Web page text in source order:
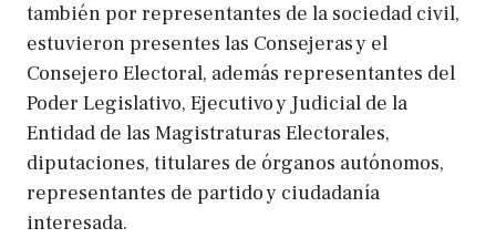
también por representantes de la sociedad civil,
estuvieron presentes las Consejeras y el
Consejero Electoral, además representantes del
Poder Legislativo, Ejecutivo y Judicial de la
Entidad de las Magistraturas Electorales,
diputaciones, titulares de órganos autónomos,
representantes de partido y ciudadanía
interesada.